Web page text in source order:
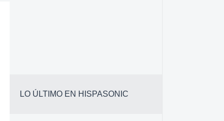
LO ÚLTIMO EN HISPASONIC